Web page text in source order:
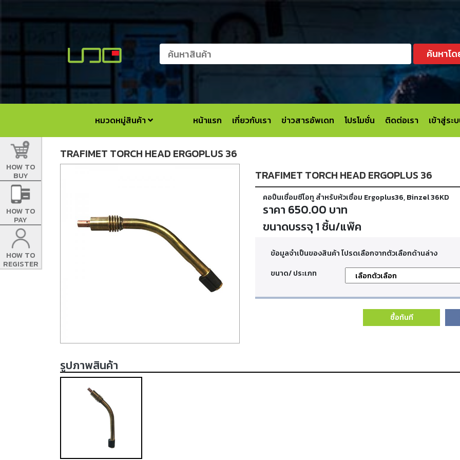
ค้นหาโ
หมวดหมู่สินค้า หน้าแรก เกี่ยวกับเรา ข่าวสารอัพเดท โปรโมชั่น ติดต่อเรา เข้าสู่ร
HOW TO
BUY
HOW TO
PAY
HOW TO
REGISTER
TRAFIMET TORCH HEAD ERGOPLUS 36
TRAFIMET TORCH HEAD ERGOPLUS 36
คอปืนเชื่อมซีโอทู สำหรับหัวเชื่อม Ergoplus36, Binzel 36KD
ราคา 650.00 บาท
ขนาดบรรจุ 1 ชิ้น/แพ๊ค
ข้อมูลจำเป็นของสินค้า โปรดเลือกจากตัวเลือกด้านล่าง
ขนาด/ ประเภท
ซื้อทันที
รูปภาพสินค้า